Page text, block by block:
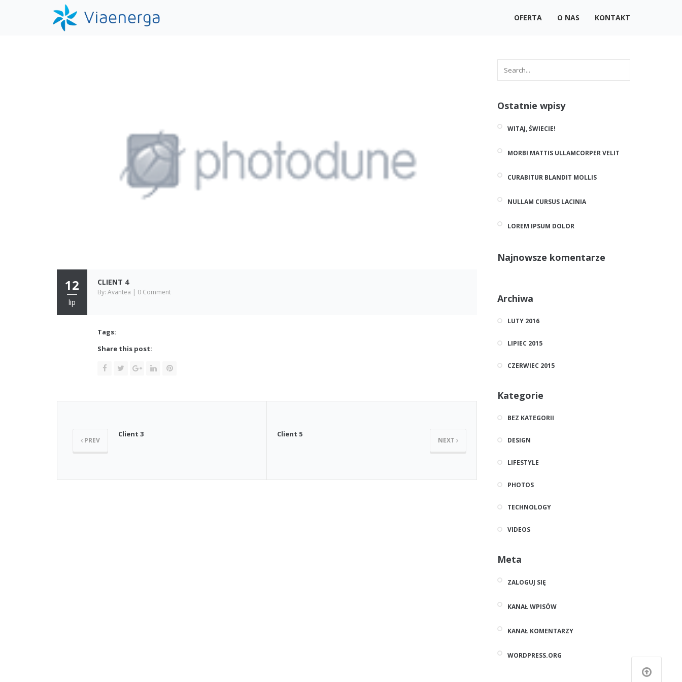
OFERTA O NAS KONTAKT
12
lip
CLIENT 4
By: Avantea | 0 Comment
Tags:
Share this post:
PREV
Client 3
NEXT
Client 5
Ostatnie wpisy
WITAJ, ŚWIECIE!
MORBI MATTIS ULLAMCORPER VELIT
CURABITUR BLANDIT MOLLIS
NULLAM CURSUS LACINIA
LOREM IPSUM DOLOR
Najnowsze komentarze
Archiwa
LUTY 2016
LIPIEC 2015
CZERWIEC 2015
Kategorie
BEZ KATEGORII
DESIGN
LIFESTYLE
PHOTOS
TECHNOLOGY
VIDEOS
Meta
ZALOGUJ SIĘ
KANAŁ WPISÓW
KANAŁ KOMENTARZY
WORDPRESS.ORG